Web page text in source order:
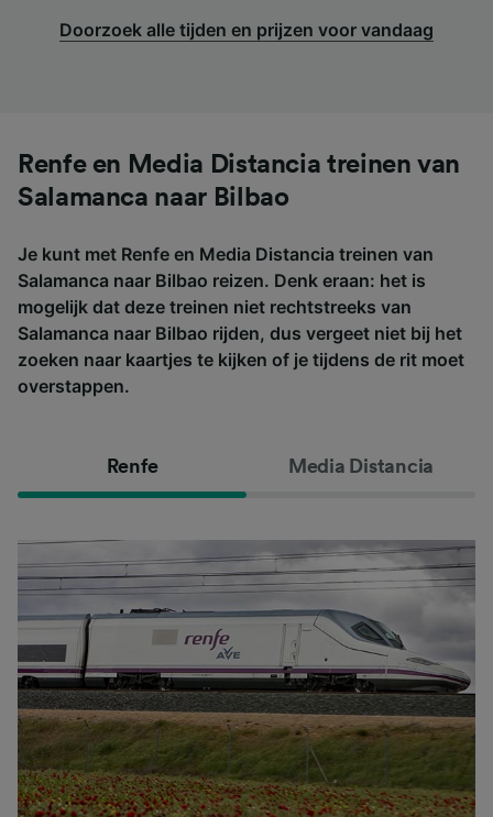
Doorzoek alle tijden en prijzen voor vandaag
Renfe en Media Distancia treinen van
Salamanca naar Bilbao
Je kunt met Renfe en Media Distancia treinen van
Salamanca naar Bilbao reizen. Denk eraan: het is
mogelijk dat deze treinen niet rechtstreeks van
Salamanca naar Bilbao rijden, dus vergeet niet bij het
zoeken naar kaartjes te kijken of je tijdens de rit moet
overstappen.
Renfe Media Distancia